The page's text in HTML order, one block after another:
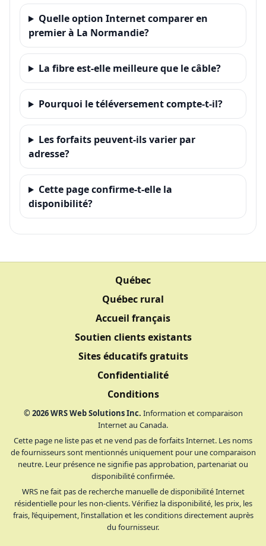
Quelle option Internet comparer en
premier à La Normandie?
La fibre est-elle meilleure que le câble?
Pourquoi le téléversement compte-t-il?
Les forfaits peuvent-ils varier par
adresse?
Cette page confirme-t-elle la
disponibilité?
Québec
Québec rural
Accueil français
Soutien clients existants
Sites éducatifs gratuits
Confidentialité
Conditions
©2026WRS Web Solutions Inc. Information et comparaison
Internet au Canada.
Cette page ne liste pas et ne vend pas de forfaits Internet. Les noms
de fournisseurs sont mentionnés uniquement pour une comparaison
neutre. Leur présence ne signifie pas approbation, partenariat ou
disponibilité confirmée.
WRS ne fait pas de recherche manuelle de disponibilité Internet
résidentielle pour les non-clients. Vérifiez la disponibilité, les prix, les
frais, l’équipement, l’installation et les conditions directement auprès
du fournisseur.